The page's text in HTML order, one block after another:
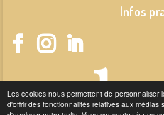
Les cookies nous permettent de personnaliser
d'offrir des fonctionnalités relatives aux médias
Infos